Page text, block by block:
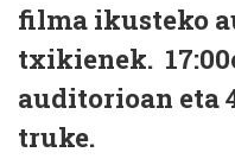
filma ikusteko
txikienek.
auditorioan eta
truke.